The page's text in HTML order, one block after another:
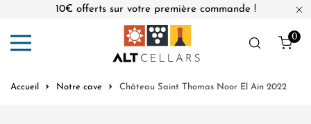
10€ offerts sur votre première commande !
0
Accueil Notre cave Château Saint Thomas Noor El Ain 2022